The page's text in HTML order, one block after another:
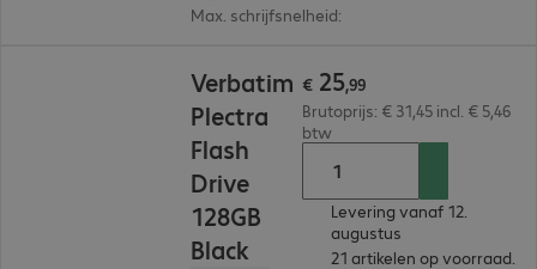
Max. schrijfsnelheid:
Verbatim
Plectra
Flash
Drive
128GB
Black
€ 25,99
Brutoprijs: € 31,45 incl. € 5,46
btw
Levering vanaf 12.
augustus
21 artikelen op voorraad.